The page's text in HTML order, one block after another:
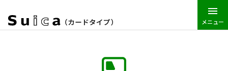
メニュー